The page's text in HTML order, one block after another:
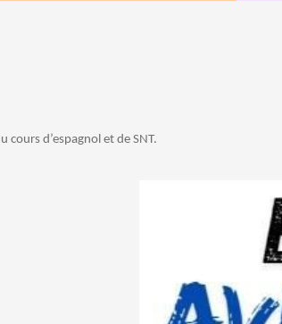
cours d’espagnol et de SNT.